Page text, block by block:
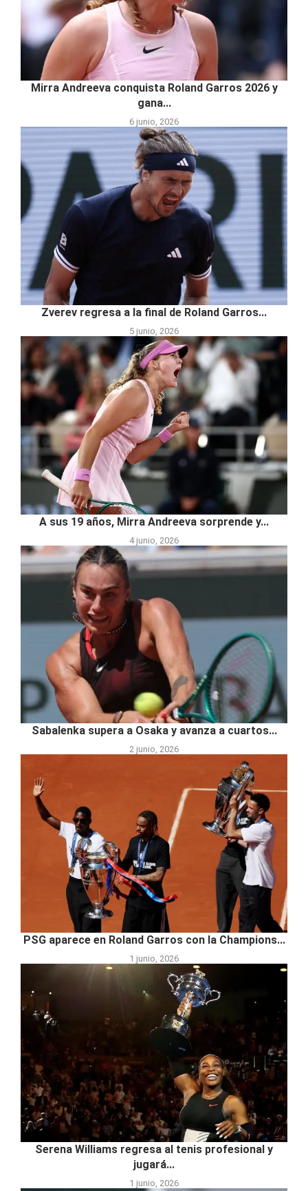
Mirra Andreeva conquista Roland Garros 2026 y
gana...
6 junio, 2026
Zverev regresa a la final de Roland Garros...
5 junio, 2026
A sus 19 años, Mirra Andreeva sorprende y...
4 junio, 2026
Sabalenka supera a Osaka y avanza a cuartos...
2 junio, 2026
PSG aparece en Roland Garros con la Champions...
1 junio, 2026
Serena Williams regresa al tenis profesional y
jugará...
1 junio, 2026